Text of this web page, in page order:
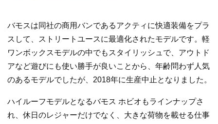
バモスは同社の商用バンであるアクティに快適装備をプラ
スして、ストリートユースに最適化されたモデルです。軽
ワンボックスモデルの中でもスタイリッシュで、アウトド
アなど遊びにも使い勝手が良いことから、年齢問わず人気
のあるモデルでしたが、2018年に生産中止となりました。
ハイルーフモデルとなるバモス ホビオもラインナップさ
れ、休日のレジャーだけでなく、大きな荷物を載せる仕事